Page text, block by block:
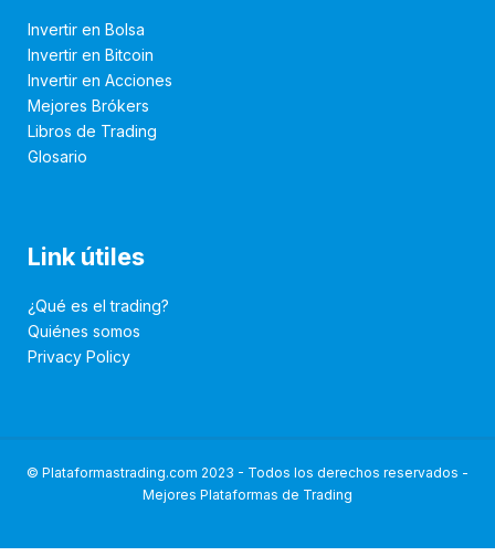
Invertir en Bolsa
Invertir en Bitcoin
Invertir en Acciones
Mejores Brókers
Libros de Trading
Glosario
Link útiles
¿Qué es el trading?
Quiénes somos
Privacy Policy
© Plataformastrading.com 2023 - Todos los derechos reservados -
Mejores Plataformas de Trading